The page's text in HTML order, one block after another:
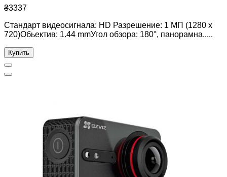
₴3337
Стандарт видеосигнала: HD Разрешение: 1 МП (1280 х
720)Обьектив: 1.44 mmУгол обзора: 180°, панорамна.....
Купить